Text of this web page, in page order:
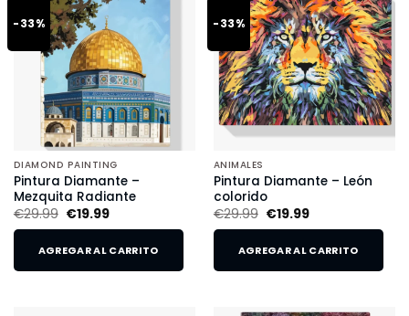
-33%
DIAMOND PAINTING
Pintura Diamante –
Mezquita Radiante
€29.99 €19.99
AGREGAR AL CARRITO
-33%
ANIMALES
Pintura Diamante – León
colorido
€29.99 €19.99
AGREGAR AL CARRITO